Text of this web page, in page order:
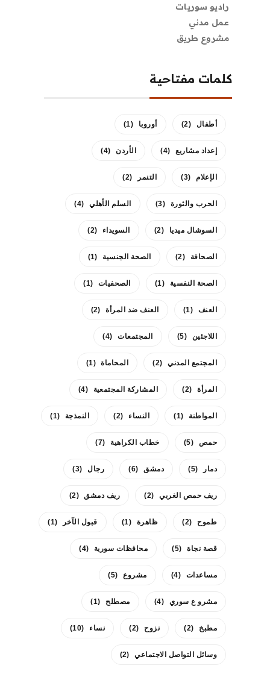
راديو سوريات
عمل مدني
مشروع طريق
كلمات مفتاحية
أطفال (2) أوروبا (1)
إعداد مشاريع (4) الأردن (4)
الإعلام (3) التنمر (2)
الحرب والثورة (3) السلم الأهلي (4)
السوشال ميديا (2) السويداء (2)
الصحافة (2) الصحة الجنسية (1)
الصحة النفسية (1) الصحفيات (1)
العنف (1) العنف ضد المرأة (2)
اللاجئين (5) المجتمعات (4)
المجتمع المدني (2) المحاماة (1)
المرأة (2) المشاركة المجتمعية (4)
المواطنة (1) النساء (2) النمذجة (1)
حمص (5) خطاب الكراهية (7)
دمار (5) دمشق (6) رجال (3)
ريف حمص الغربي (2) ريف دمشق (2)
طموح (2) ظاهرة (1) قبول الآخر (1)
قصة نجاة (5) محافظات سورية (4)
مساعدات (4) مشروع (5)
مشرو ع سوري (4) مصطلح (1)
مطبخ (2) نزوح (2) نساء (10)
وسائل التواصل الاجتماعي (2)